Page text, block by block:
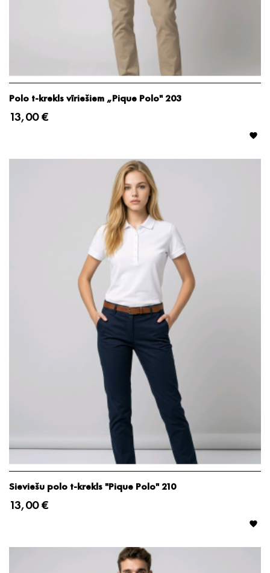
Polo t-krekls vīriešiem „Pique Polo" 203
13,00 €

Sieviešu polo t-krekls "Pique Polo" 210
13,00 €
